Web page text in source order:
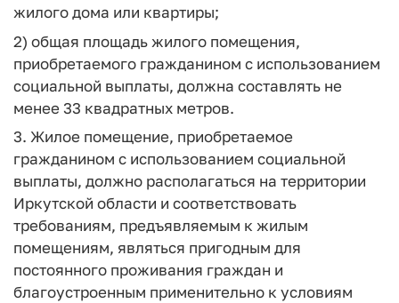
жилого дома или квартиры;
2) общая площадь жилого помещения,
приобретаемого гражданином с использованием
социальной выплаты, должна составлять не
менее 33 квадратных метров.
3. Жилое помещение, приобретаемое
гражданином с использованием социальной
выплаты, должно располагаться на территории
Иркутской области и соответствовать
требованиям, предъявляемым к жилым
помещениям, являться пригодным для
постоянного проживания граждан и
благоустроенным применительно к условиям